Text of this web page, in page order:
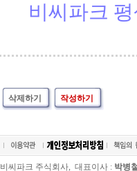
비씨파크
삭제하기 작성하기
비씨파크 주식회사, 대표이사 : 박병